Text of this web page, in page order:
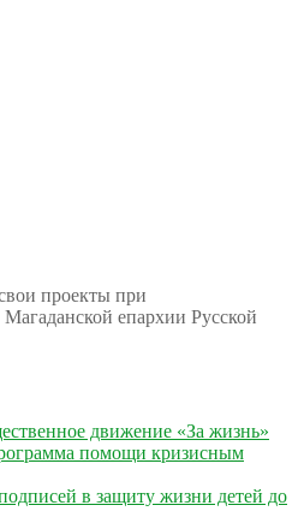
проекты при
епархии Русской
движение «За жизнь»
помощи кризисным
в защиту жизни детей до